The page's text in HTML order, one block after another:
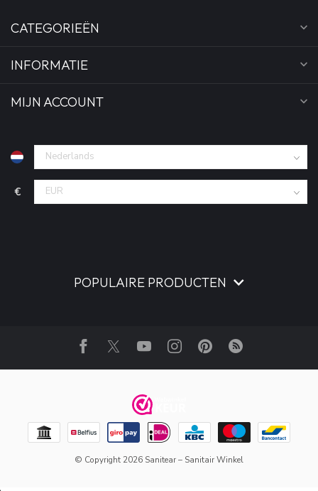
CATEGORIEËN
INFORMATIE
MIJN ACCOUNT
€
POPULAIRE PRODUCTEN
© Copyright 2026 Sanitear – Sanitair Winkel